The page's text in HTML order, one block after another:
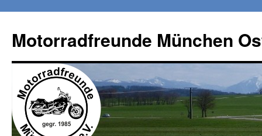
springen
Motorradfreunde München